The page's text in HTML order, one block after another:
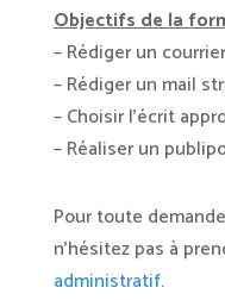
Objectifs de la
– Rédiger un
– Rédiger un mail
– Choisir l’écrit
– Réaliser un
Pour toute
n’hésitez pas à
administratif.